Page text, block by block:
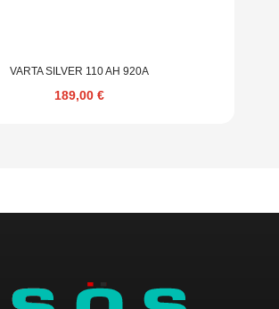
VARTA SILVER 110 AH 920A
189,00 €